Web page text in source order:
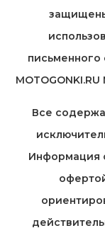
письменного
Все
Информация